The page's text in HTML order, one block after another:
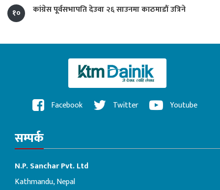
१० कांग्रेस पूर्वसभापति देउवा २६ साउनमा काठमाडौं उत्रिने
Facebook Twitter Youtube
सम्पर्क
N.P. Sanchar Pvt. Ltd
Kathmandu, Nepal